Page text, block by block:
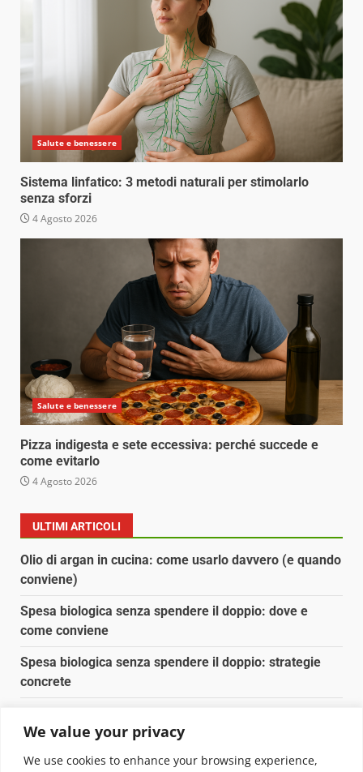
We value your privacy
We use cookies to enhance your browsing experience,
Salute e benessere
Sistema linfatico: 3 metodi naturali per stimolarlo
senza sforzi
4 Agosto 2026
Salute e benessere
Pizza indigesta e sete eccessiva: perché succede e
come evitarlo
4 Agosto 2026
ULTIMI ARTICOLI
Olio di argan in cucina: come usarlo davvero (e quando
conviene)
Spesa biologica senza spendere il doppio: dove e
come conviene
Spesa biologica senza spendere il doppio: strategie
concrete
Pulizia naturale della casa: 3 ingredienti che
sostituiscono 10 prodotti chimici